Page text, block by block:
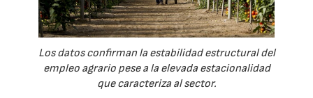
Los datos confirman la estabilidad estructural del
empleo agrario pese a la elevada estacionalidad
que caracteriza al sector.